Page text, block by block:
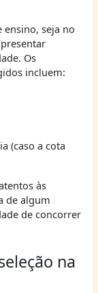
ensino, seja no
Os
incluem:
(caso a cota
às
de algum
de concorrer
na